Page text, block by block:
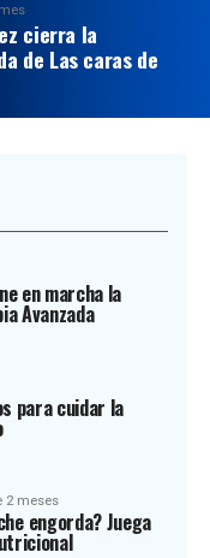
cierra la
de Las caras de
en marcha la
Avanzada
para cuidar la
2 meses
engorda? Juega